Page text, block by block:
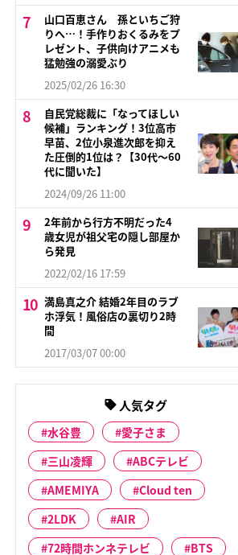
山口百恵さん 孫といちご狩
りへ…！手作りおくるみをプ
レゼント、子供向けアニメも
猛勉強の溺愛ぶり
2025/02/26 16:30
自民党総裁に「なってほしい
候補」ランキング！3位高市
早苗、2位小泉進次郎を抑え
た圧倒的1位は？【30代〜60
代に聞いた】
2024/09/26 11:00
2年前から行方不明だった4
歳女児が祖父宅の隠し部屋か
ら発見
2022/02/16 17:59
満島真之介 結婚2年目のラブ
ホ浮気！風俗店の裏切り2時
間
2017/03/07 00:00
人気タグ
水谷豊
愛子さま
三山凌輝
ABCテレビ
AMEMIYA
Cloud ten
2LDK
AIR
72時間ホンネテレビ
BTS